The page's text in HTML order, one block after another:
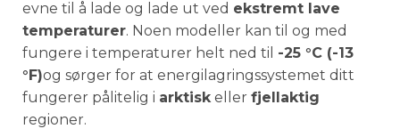
evne til å lade og lade ut ved ekstremt lave
temperaturer. Noen modeller kan til og med
fungere i temperaturer helt ned til -25 °C (-13
°F)og sørger for at energilagringssystemet ditt
fungerer pålitelig i arktiskeller fjellaktig
regioner.